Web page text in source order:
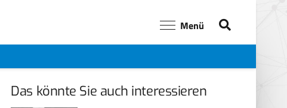
Menü
Das könnte Sie auch interessieren